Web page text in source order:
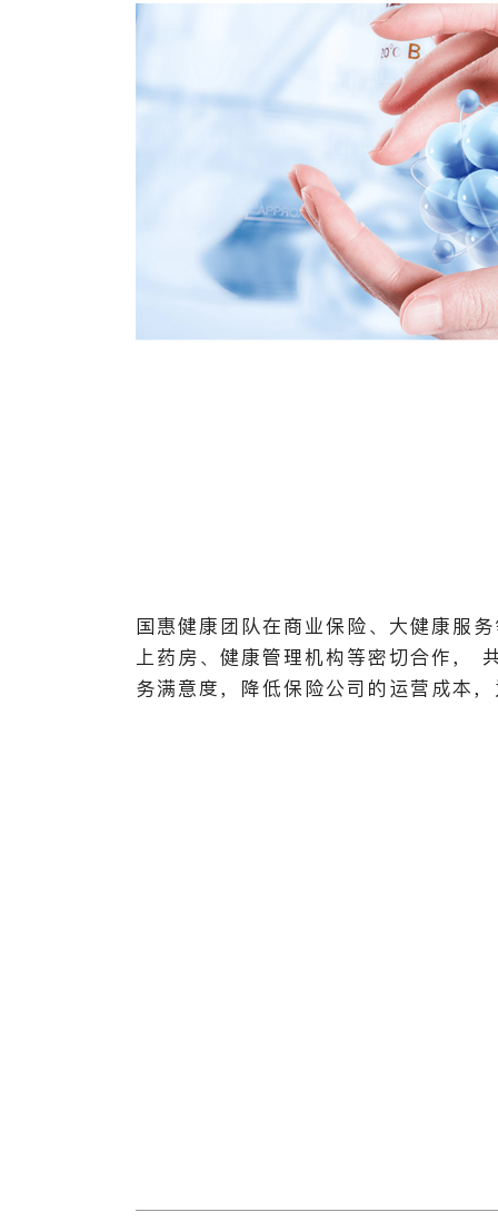
国惠健康团队在商业保险、大健康服
上药房、健康管理机构等密切合作，
务满意度，降低保险公司的运营成本